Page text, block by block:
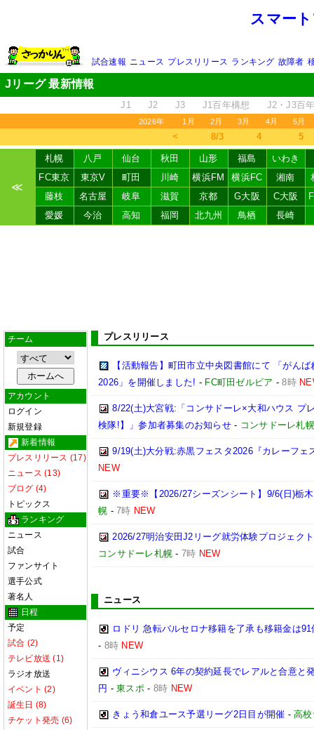
スマー
試合速報 ニュース プレスリリース ランキング 故障者
Jリーグ 最新情報
J1 J2 J3 J1百年構想 J2・J3百
2026年 1月 2月 3月 4月 5月
＜ 8/3 4 5
≪
札幌 八戸 仙台 秋田 山形 福島
いわき
FC東京
東京V 町田 川崎 横浜FM 横浜FC 湘南
藤枝
名古屋 岐阜 滋賀 京都 G大阪 C大阪
愛媛
今治 高知 福岡 北九州 鳥栖 長崎
チーム
アカウント
ログイン
新規登録
新着情報
プレスリリース (17)
ニュース (13)
ブログ (4)
トピックス
ランキング
ニュース
試合
ファンサイト
選手公式
著名人
日程
予定
試合 (2)
テレビ放送 (1)
ラジオ放送
イベント (2)
誕生日 (8)
チケット発売 (6)
プレスリリース
【活動報告】町田市立中央図書館にて 「がん
2026」を開催しました! - FC町田ゼルビア -8時
8/22(土)大宮戦:「コンサドーレ×大和ハウス プ
検隊!】」参加者募集のお知らせ - コンサドーレ札幌
9/19(土)大分戦:赤黒フェスタ2026『カレーフェ
NEW
※重要※【2026/27シーズンシート】9/6(日)栃
幌 -7時 NEW
2026/27明治安田J2リーグ就労体験プロジェク
コンサドーレ札幌 - 7時 NEW
ニュース
ロドリ 急転バルセロナ移籍を了承も移籍金は
- 8時 NEW
ヴィニシウス 6年の契約延長でレアルと合意
円 -東スポ- 8時 NEW
きょう和倉ユース予選リーグ2日目が開催 -高